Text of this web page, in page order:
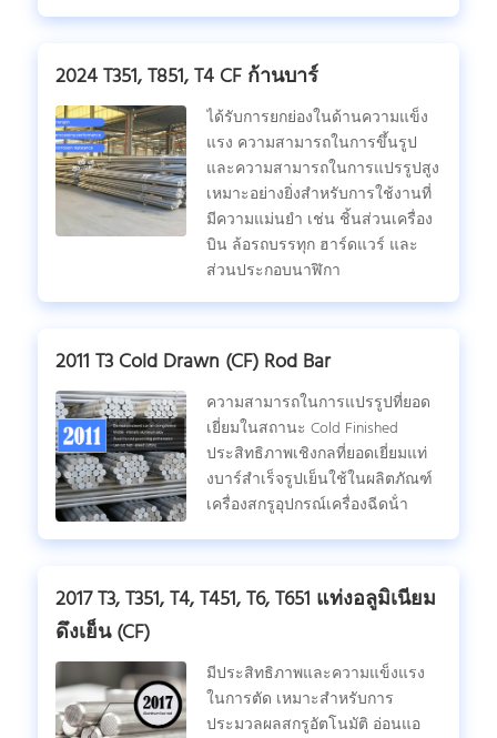
2024 T351, T851, T4 CF ก้านบาร์
ได้รับการยกย่องในด้านความแข็ง
แรง ความสามารถในการขึ้นรูป
และความสามารถในการแปรรูปสูง
เหมาะอย่างยิ่งสําหรับการใช้งานที่
มีความแม่นยํา เช่น ชิ้นส่วนเครื่อง
บิน ล้อรถบรรทุก ฮาร์ดแวร์ และ
ส่วนประกอบนาฬิกา
2011 T3 Cold Drawn (CF) Rod Bar
ความสามารถในการแปรรูปที่ยอด
เยี่ยมในสถานะ Cold Finished
ประสิทธิภาพเชิงกลที่ยอดเยี่ยมแท่
งบาร์สําเร็จรูปเย็นใช้ในผลิตภัณฑ์
เครื่องสกรูอุปกรณ์เครื่องฉีดน้ํา
2017 T3, T351, T4, T451, T6, T651 แท่งอลูมิเนียม
ดึงเย็น (CF)
มีประสิทธิภาพและความแข็งแรง
ในการตัด เหมาะสําหรับการ
ประมวลผลสกรูอัตโนมัติ อ่อนแอ